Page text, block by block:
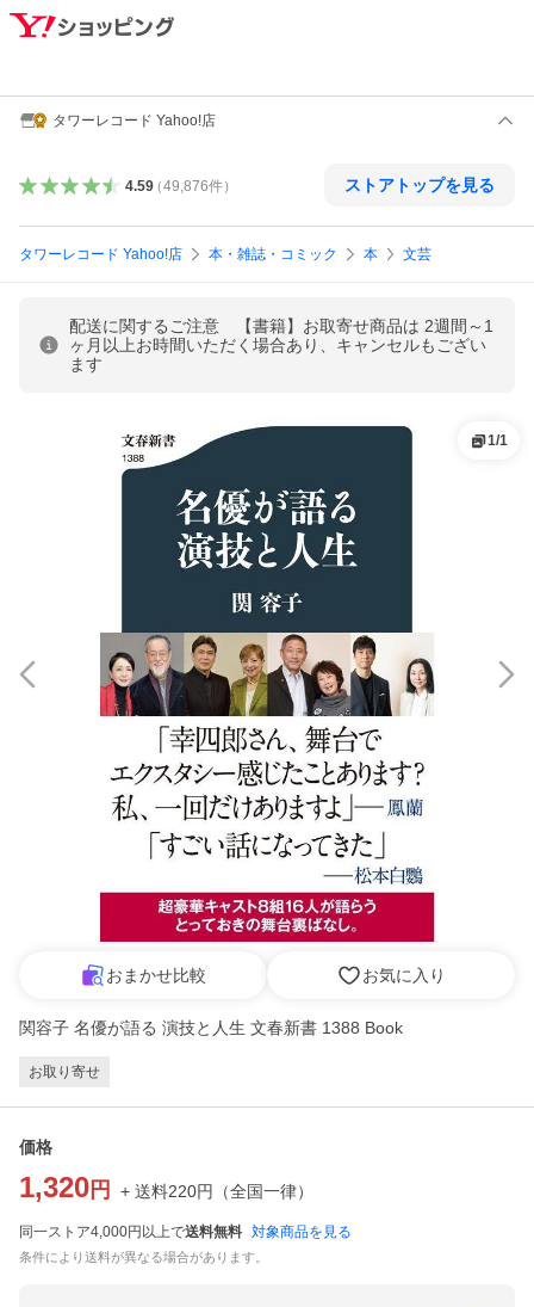
タワーレコード Yahoo!店
4.59（49,876件） ストアトップを見る
タワーレコード Yahoo!店 本・雑誌・コミック 本 文芸
配送に関するご注意 【書籍】お取寄せ商品は 2週間～1
ヶ月以上お時間いただく場合あり、キャンセルもござい
ます
1/1
おまかせ比較 お気に入り
関容子 名優が語る 演技と人生 文春新書 1388 Book
お取り寄せ
価格
1,320 円 + 送料220円 （全国一律）
同一ストア4,000円以上で送料無料 対象商品を見る
条件により送料が異なる場合があります。